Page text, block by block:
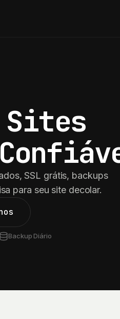
Sites
SSL grátis, backups
para seu site decolar.
Backup Diário